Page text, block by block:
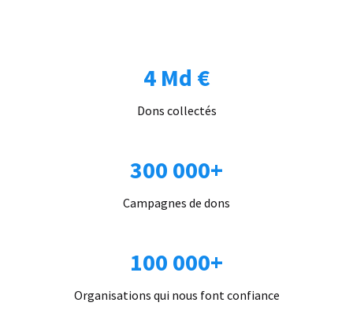
4 Md €
Dons collectés
300 000+
Campagnes de dons
100 000+
Organisations qui nous font confiance